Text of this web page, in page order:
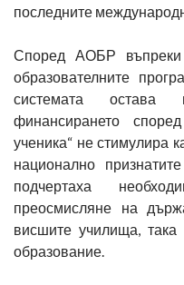
последните
Според АОБР въпреки
образователните
системата остава
финансирането
ученика“ не стимулира
национално
подчертаха
преосмисляне на
висшите училища,
образование.